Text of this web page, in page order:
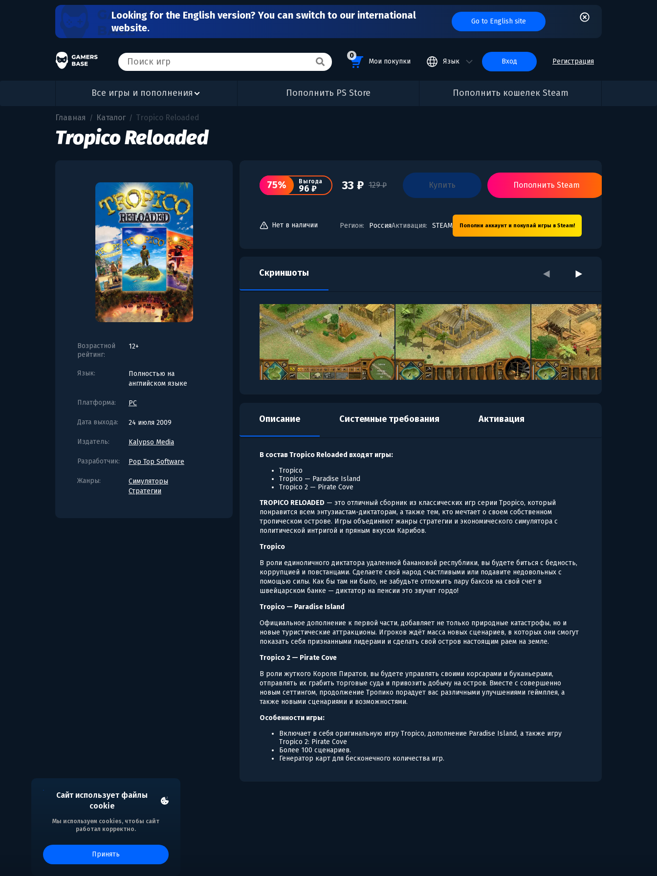
Looking for the English version? You can switch to our international
website.
Go to English site
0
Мои покупки Язык вход Регистрация
Все игры и пополнения Пополнить PS Store Пополнить кошелек Steam
Сайт использует файлы
cookie
Мы используем cookies, чтобы сайт
работал корректно.
принять
Главная / Каталог / Tropico Reloaded
Tropico Reloaded
Возрастной
рейтинг:
12+
Язык:
Полностью на
английском языке
Платформа: PC
Дата выхода: 24 июля 2009
Издатель: Kalypso Media
Разработчик: Pop Top Software
Жанры:
Симуляторы
Стратегии
129 ₽
33 ₽
75% Выгода
96 ₽ Пополнить Steam
купить
Регион: РоссияАктивация: STEAM
Нет в наличии Пополни аккаунт и покупай игры в Steam!
Скриншоты
Описание Системные требования Активация
В состав Tropico Reloaded входят игры:
Tropico
Tropico — Paradise Island
Tropico 2 — Pirate Cove
TROPICO RELOADED — это отличный сборник из классических игр серии Tpopico, который
понравится всем энтузиастам-диктаторам, а также тем, кто мечтает о своем собственном
тропическом острове. Игры объединяют жанры стратегии и экономического симулятора с
политической интригой и пряным вкусом Карибов.
Tropico
В роли единоличного диктатора удаленной банановой республики, вы будете биться с бедность,
коррупцией и повстанцами. Сделаете свой народ счастливыми или подавите недовольных с
помощью силы. Как бы там ни было, не забудьте отложить пару баксов на свой счет в
швейцарском банке — диктатор на пенсии это звучит гордо!
Tropico — Paradise Island
Официальное дополнение к первой части, добавляет не только природные катастрофы, но и
новые туристические аттракционы. Игроков ждёт масса новых сценариев, в которых они смогут
показать себя признанными лидерами и сделать свой остров настоящим раем на земле.
Tropico 2 — Pirate Cove
В роли жуткого Короля Пиратов, вы будете управлять своими корсарами и буканьерами,
отправлять их грабить торговые суда и привозить добычу на остров. Вместе с совершенно
новым сеттингом, продолжение Тропико порадует вас различными улучшениями геймплея, а
также новыми сценариями и возможностями.
Особенности игры:
Включает в себя оригинальную игру Tropico, дополнение Paradise Island, а также игру
Tropico 2: Pirate Cove
Более 100 сценариев.
Генератор карт для бесконечного количества игр.